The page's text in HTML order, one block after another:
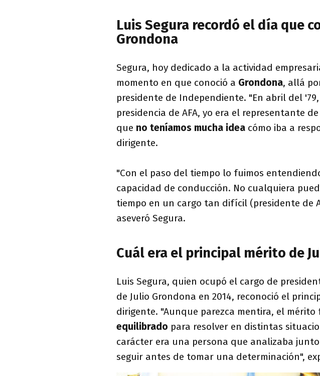
Luis Segura recordó el día que
Grondona
Segura, hoy dedicado a la actividad
momento en que conoció a Grondona, allá
presidente de Independiente. "En abril del
presidencia de AFA, yo era el representante
que no teníamos mucha idea cómo iba a
dirigente.
"Con el paso del tiempo lo fuimos
capacidad de conducción. No cualquiera
tiempo en un cargo tan difícil (presidente de
aseveró Segura.
Cuál era el principal mérito de
Luis Segura, quien ocupó el cargo de
de Julio Grondona en 2014, reconoció el
dirigente. "Aunque parezca mentira, el mérito
equilibrado para resolver en distintas
carácter era una persona que analizaba
seguir antes de tomar una determinación",